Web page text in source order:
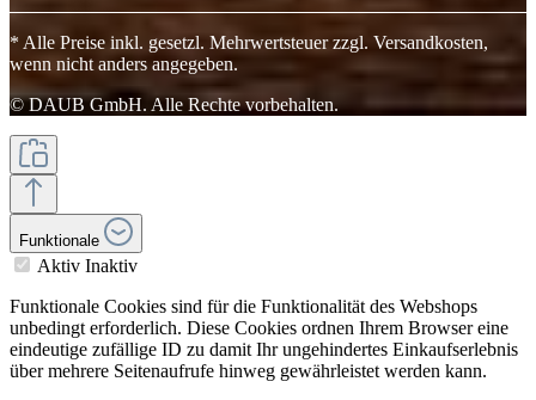
* Alle Preise inkl. gesetzl. Mehrwertsteuer zzgl. Versandkosten,
wenn nicht anders angegeben.
© DAUB GmbH. Alle Rechte vorbehalten.
Funktionale
Aktiv Inaktiv
Funktionale Cookies sind für die Funktionalität des Webshops
unbedingt erforderlich. Diese Cookies ordnen Ihrem Browser eine
eindeutige zufällige ID zu damit Ihr ungehindertes Einkaufserlebnis
über mehrere Seitenaufrufe hinweg gewährleistet werden kann.